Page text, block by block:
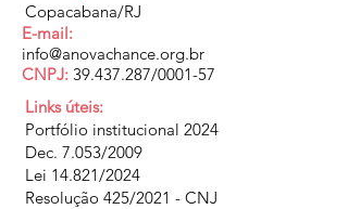
Copacabana/RJ
E-mail:
info@anovachance.org.br
CNPJ: 39.437.287/0001-57
Links úteis:
Portfólio institucional 2024
Dec. 7.053/2009
Lei 14.821/2024
Resolução 425/2021 - CNJ